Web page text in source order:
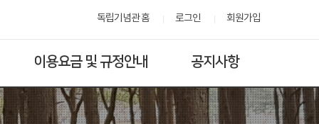
독립기념관 홈 로그인 회원가입
이용요금 및 규정안내 공지사항